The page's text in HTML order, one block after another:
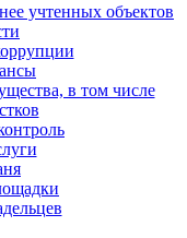
учтенных объектов
в том числе